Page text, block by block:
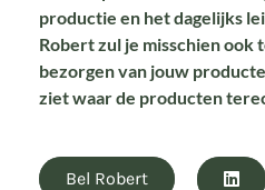
productie en het dagelijks
Robert zul je misschien ook
bezorgen van jouw
ziet waar de producten
Bel Robert